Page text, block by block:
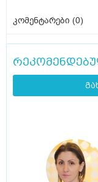
კომენტარები (0)